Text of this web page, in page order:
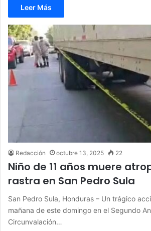
Leer Más
Redacción octubre 13, 2025 22
Niño de 11 años muere
rastra en San Pedro Sula
San Pedro Sula, Honduras – Un trágico
mañana de este domingo en el Segundo
Circunvalación…